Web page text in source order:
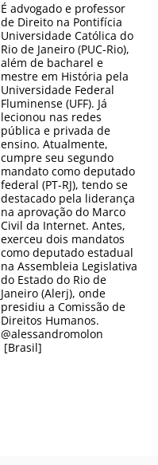
É advogado e professor
de Direito na Pontifícia
Universidade Católica do
Rio de Janeiro (PUC-Rio),
além de bacharel e
mestre em História pela
Universidade Federal
Fluminense (UFF). Já
lecionou nas redes
pública e privada de
ensino. Atualmente,
cumpre seu segundo
mandato como deputado
federal (PT-RJ), tendo se
destacado pela liderança
na aprovação do Marco
Civil da Internet. Antes,
exerceu dois mandatos
como deputado estadual
na Assembleia Legislativa
do Estado do Rio de
Janeiro (Alerj), onde
presidiu a Comissão de
Direitos Humanos.
@alessandromolon
[Brasil]